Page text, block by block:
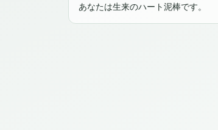
あなたは生来のハート泥棒です。